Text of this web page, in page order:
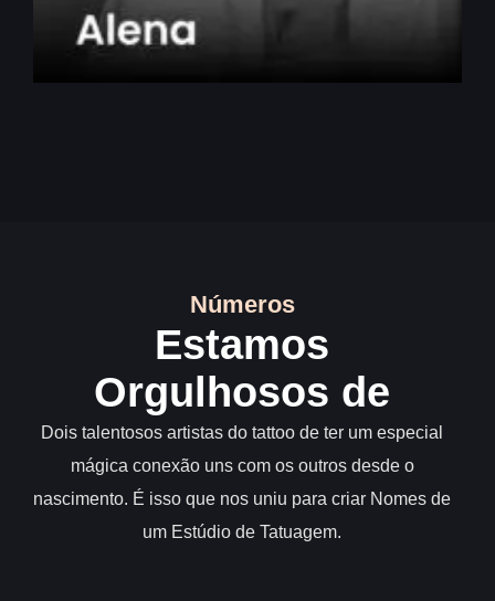
Estamos
Orgulhosos de
Números
Dois talentosos artistas do tattoo de ter um especial
mágica conexão uns com os outros desde o
nascimento. É isso que nos uniu para criar Nomes de
um Estúdio de Tatuagem.